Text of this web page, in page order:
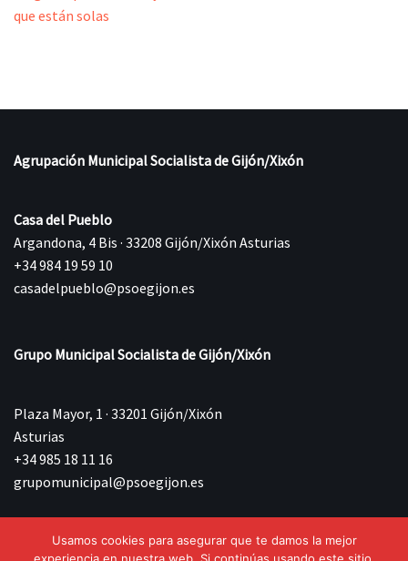
que están solas
Agrupación Municipal Socialista de Gijón/Xixón
Casa del Pueblo
Argandona, 4 Bis · 33208 Gijón/Xixón Asturias
+34 984 19 59 10
casadelpueblo@psoegijon.es
Grupo Municipal Socialista de Gijón/Xixón
Plaza Mayor, 1 · 33201 Gijón/Xixón
Asturias
+34 985 18 11 16
grupomunicipal@psoegijon.es
©{current_year} Agrupación Municipal Socialista de
Usamos cookies para asegurar que te damos la mejor